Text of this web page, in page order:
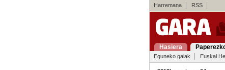
Harremana RSS
Hasiera
Eguneko gaiak Euskal